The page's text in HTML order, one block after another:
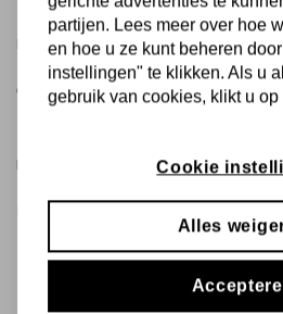
PRODUCTEN VERGELIJKEN
Geen producten geselecteerd.
MIJN VERLANGLIJST
partijen. Lees meer over hoe
en hoe u ze kunt beheren
instellingen" te klikken. Als u
gebruik van cookies, klikt u op
Cookie
Alles